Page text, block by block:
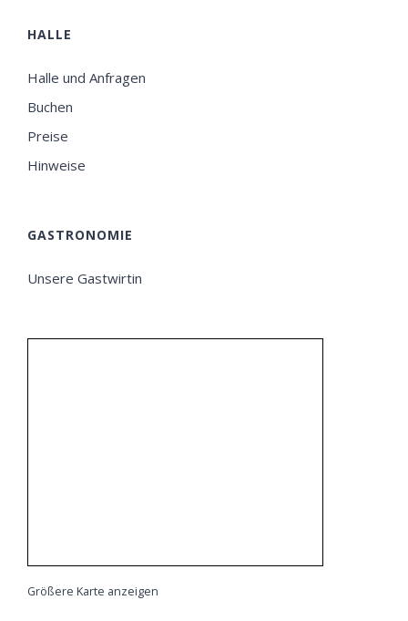
HALLE
Halle und Anfragen
Buchen
Preise
Hinweise
GASTRONOMIE
Unsere Gastwirtin
Größere Karte anzeigen